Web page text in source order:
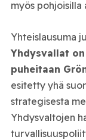
myös pohjoisilla
Yhteislausuma
Yhdysvallat
puheitaan
esitetty yhä
strategisesta
Yhdysvaltojen